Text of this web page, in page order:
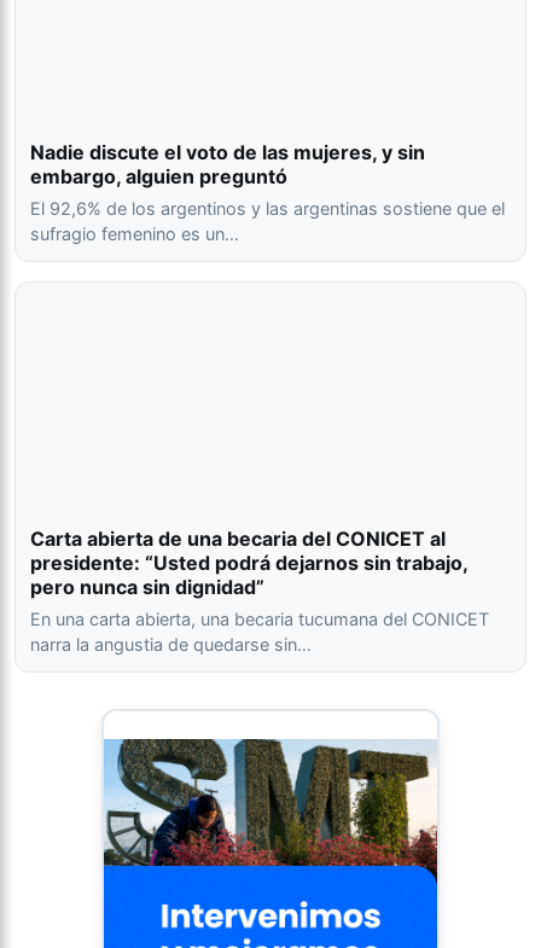
Nadie discute el voto de las mujeres, y sin
embargo, alguien preguntó
El 92,6% de los argentinos y las argentinas sostiene que el
sufragio femenino es un…
Carta abierta de una becaria del CONICET al
presidente: “Usted podrá dejarnos sin trabajo,
pero nunca sin dignidad”
En una carta abierta, una becaria tucumana del CONICET
narra la angustia de quedarse sin…